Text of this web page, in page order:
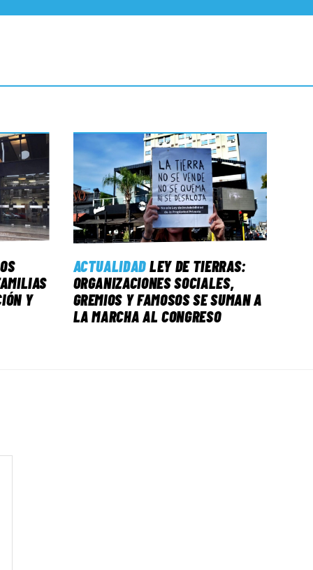
Y
ACTUALIDADLEY DE TIERRAS:
ORGANIZACIONES SOCIALES,
GREMIOS Y FAMOSOS SE SUMAN A
LA MARCHA AL CONGRESO